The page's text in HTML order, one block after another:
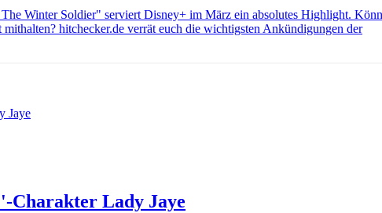
Winter Soldier" serviert Disney+ im März ein absolutes Highlight.
hitchecker.de verrät euch die wichtigsten Ankündigungen der
Charakter Lady Jaye